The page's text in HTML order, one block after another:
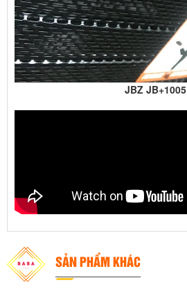
JBZ JB+1005
SẢN PHẨM KHÁC